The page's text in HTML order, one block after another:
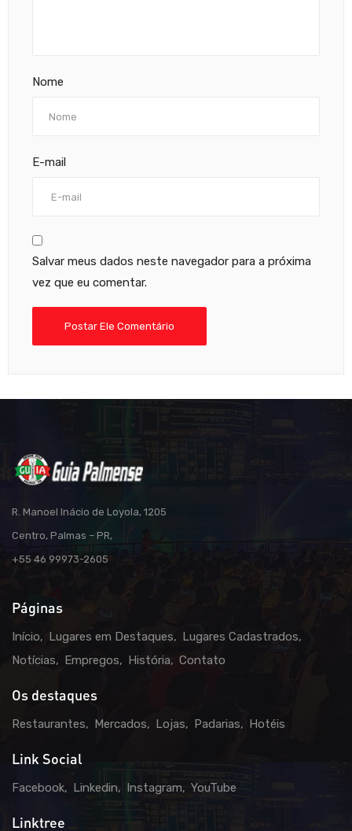
Nome
E-mail
Salvar meus dados neste navegador para a próxima
vez que eu comentar.
R. Manoel Inácio de Loyola, 1205
Centro, Palmas – PR,
+55 46 99973-2605
Páginas
Início Lugares em Destaques
Lugares Cadastrados
Notícias
Empregos História Contato
Os destaques
Restaurantes Mercados Lojas Padarias Hotéis
Link Social
Facebook Linkedin Instagram YouTube
Linktree